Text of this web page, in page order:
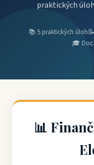
praktických
📚 5 praktických úloh
🎓 Doc.
📊